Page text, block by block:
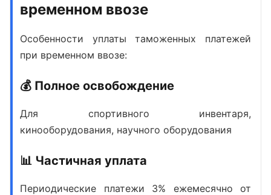
временном ввозе
Особенности уплатытаможенных платежей
при временном ввозе:
💰 Полное освобождение
Для спортивного инвентаря,
кинооборудования, научного оборудования
📊 Частичная уплата
Периодические платежи 3% ежемесячно от